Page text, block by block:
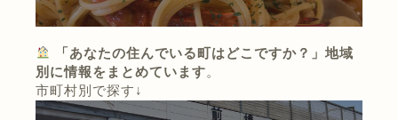
「あなたの住んでいる町はどこですか？」地域
別に情報をまとめています。
市町村別で探す↓